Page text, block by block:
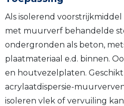
Als isolerend
met muurverf behandelde
ondergronden als beton,
plaatmateriaal e.d. binnen.
en houtvezelplaten.
acrylaatdispersie-
isoleren vlek of vervuiling